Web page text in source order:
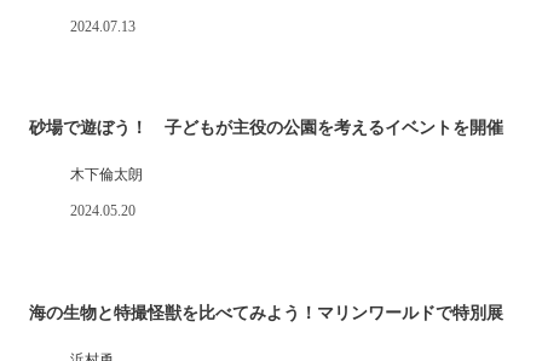
2024.07.13
砂場で遊ぼう！ 子どもが主役の公園を考えるイベントを開催
木下倫太朗
2024.05.20
海の生物と特撮怪獣を比べてみよう！マリンワールドで特別展